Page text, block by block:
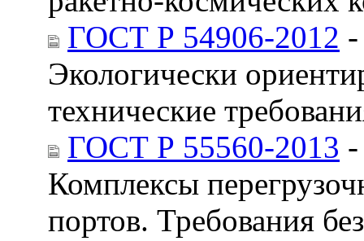
ГОСТ Р 54906-2012
Экологически
технические
ГОСТ Р 55560-2013
Комплексы
портов. Требования